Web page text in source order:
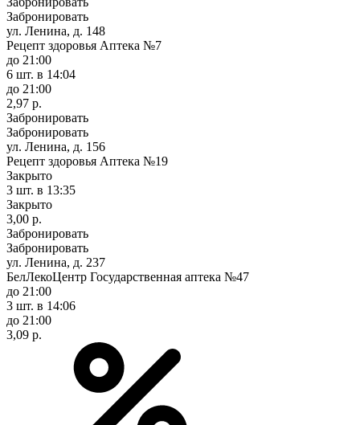
Забронировать
ул. Ленина, д. 148
Рецепт здоровья Аптека №7
до 21:00
6 шт. в 14:04
до 21:00
2,97 р.
Забронировать
Забронировать
ул. Ленина, д. 156
Рецепт здоровья Аптека №19
Закрыто
3 шт. в 13:35
Закрыто
3,00 р.
Забронировать
Забронировать
ул. Ленина, д. 237
БелЛекоЦентр Государственная аптека №47
до 21:00
3 шт. в 14:06
до 21:00
3,09 р.